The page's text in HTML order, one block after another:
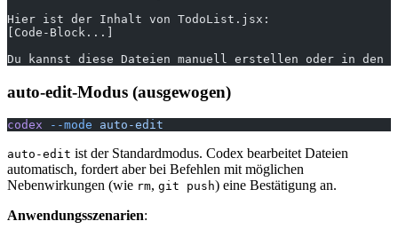
Hier ist der Inhalt von TodoList.jsx:
[Code-Block...]
Du kannst diese Dateien manuell erstellen oder in den
auto-edit-Modus (ausgewogen)
codex --mode auto-edit
auto-edit ist der Standardmodus. Codex bearbeitet Dateien
automatisch, fordert aber bei Befehlen mit möglichen
Nebenwirkungen (wie rm, git push) eine Bestätigung an.
Anwendungsszenarien: